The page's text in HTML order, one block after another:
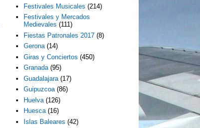
Festivales Musicales (214)
Festivales y Mercados
Medievales (111)
Fiestas Patronales 2017 (8)
Gerona (14)
Giras y Conciertos (450)
Granada (95)
Guadalajara (17)
Guipuzcoa (86)
Huelva (126)
Huesca (16)
Islas Baleares (42)